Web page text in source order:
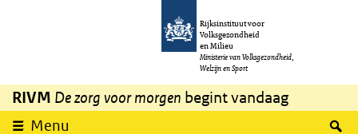
Overslaan en naar de inhoud gaan
Rijksinstituut voor
Volksgezondheid
en Milieu
Ministerie van Volksgezondheid,
Welzijn en Sport
RIVM De zorg voor morgen begint vandaag
Menu